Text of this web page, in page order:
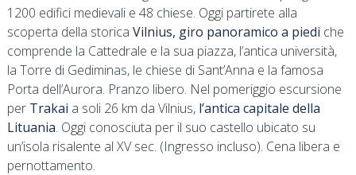
1200 edifici medievali e 48 chiese. Oggi partirete alla
scoperta della storica Vilnius, giro panoramico a piedi che
comprende la Cattedrale e la sua piazza, l’antica università,
la Torre di Gediminas, le chiese di Sant’Anna e la famosa
Porta dell’Aurora. Pranzo libero. Nel pomeriggio escursione
perTrakai a soli 26 km da Vilnius, l’antica capitale della
Lituania. Oggi conosciuta per il suo castello ubicato su
un’isola risalente al XV sec. (Ingresso incluso). Cena libera e
pernottamento.